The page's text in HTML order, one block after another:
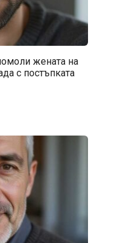
жената на
с постъпката